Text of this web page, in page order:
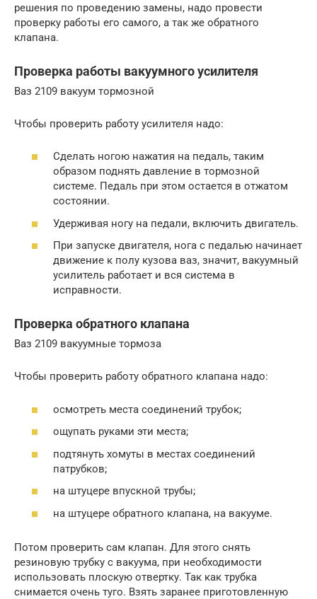
решения по проведению замены, надо провести
проверку работы его самого, а так же обратного
клапана.
Проверка работы вакуумного усилителя
Ваз 2109 вакуум тормозной
Чтобы проверить работу усилителя надо:
Сделать ногою нажатия на педаль, таким
образом поднять давление в тормозной
системе. Педаль при этом остается в отжатом
состоянии.
Удерживая ногу на педали, включить двигатель.
При запуске двигателя, нога с педалью начинает
движение к полу кузова ваз, значит, вакуумный
усилитель работает и вся система в
исправности.
Проверка обратного клапана
Ваз 2109 вакуумные тормоза
Чтобы проверить работу обратного клапана надо:
осмотреть места соединений трубок;
ощупать руками эти места;
подтянуть хомуты в местах соединений
патрубков;
на штуцере впускной трубы;
на штуцере обратного клапана, на вакууме.
Потом проверить сам клапан. Для этого снять
резиновую трубку с вакуума, при необходимости
использовать плоскую отвертку. Так как трубка
снимается очень туго. Взять заранее приготовленную